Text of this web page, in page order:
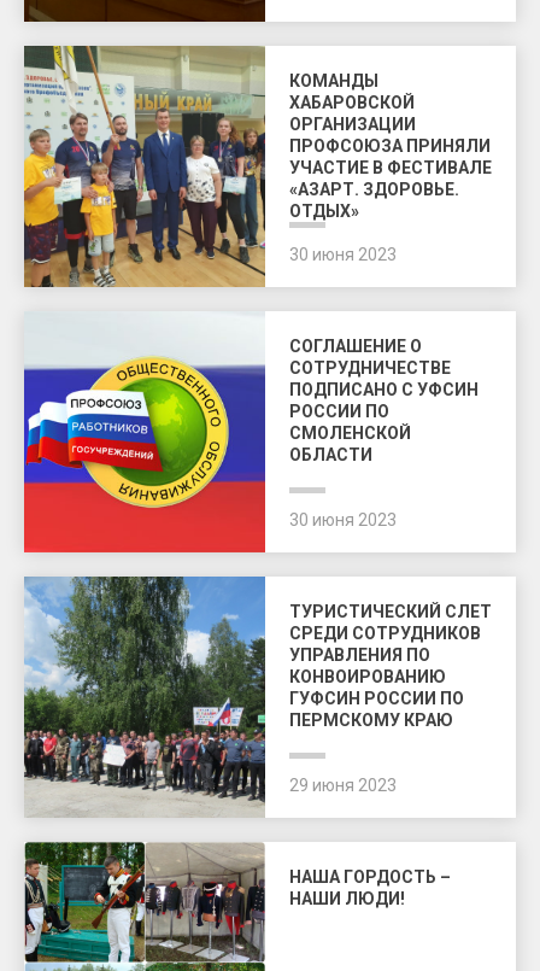
КОМАНДЫ
ХАБАРОВСКОЙ
ОРГАНИЗАЦИИ
ПРОФСОЮЗА ПРИНЯЛИ
УЧАСТИЕ В ФЕСТИВАЛЕ
«АЗАРТ. ЗДОРОВЬЕ.
ОТДЫХ»
30 июня 2023
СОГЛАШЕНИЕ О
СОТРУДНИЧЕСТВЕ
ПОДПИСАНО С УФСИН
РОССИИ ПО
СМОЛЕНСКОЙ
ОБЛАСТИ
30 июня 2023
ТУРИСТИЧЕСКИЙ СЛЕТ
СРЕДИ СОТРУДНИКОВ
УПРАВЛЕНИЯ ПО
КОНВОИРОВАНИЮ
ГУФСИН РОССИИ ПО
ПЕРМСКОМУ КРАЮ
29 июня 2023
НАША ГОРДОСТЬ –
НАШИ ЛЮДИ!